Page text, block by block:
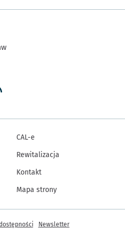
CAL-e
Rewitalizacja
Kontakt
Mapa strony
Newsletter